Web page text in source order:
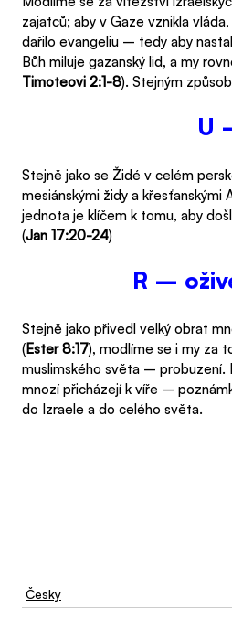
zajatců; aby v Gaze vznikla
dařilo evangeliu – tedy aby
Bůh miluje gazanský lid, a my
Timoteovi 2:1-8). Stejným
U
Stejně jako se Židé v celém
mesiánskými židy a
jednota je klíčem k tomu, aby
(Jan 17:20-24)
R –
Stejně jako přivedl velký obrat
(Ester 8:17), modlíme se i my za
muslimského světa – probuzení.
mnozí přicházejí k víře –
do Izraele a do celého světa.
Česky